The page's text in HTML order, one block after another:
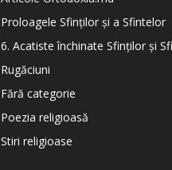
Proloagele Sfinților și a Sfintelor
6. Acatiste închinate Sfinților și
Rugăciuni
Fără categorie
Poezia religioasă
Stiri religioase